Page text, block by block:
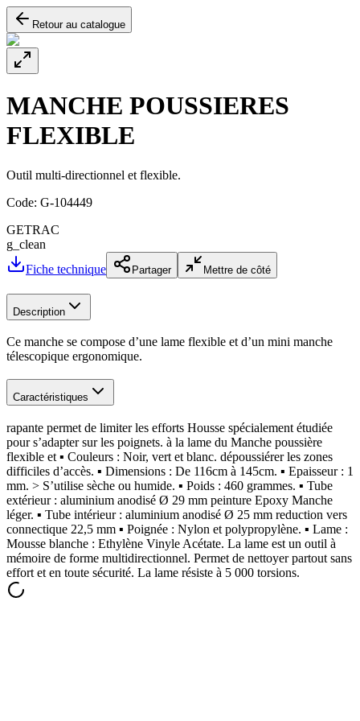
Retour au catalogue
MANCHE POUSSIERES
FLEXIBLE
Outil multi-directionnel et flexible.
Code: G-104449
GETRAC
g_clean
Fiche technique
Partager Mettre de côté
Description
Ce manche se compose d’une lame flexible et d’un mini manche
télescopique ergonomique.
Caractéristiques
rapante permet de limiter les efforts Housse spécialement étudiée
pour s’adapter sur les poignets. à la lame du Manche poussière
flexible et ▪ Couleurs : Noir, vert et blanc. dépoussiérer les zones
difficiles d’accès. ▪ Dimensions : De 116cm à 145cm. ▪ Epaisseur : 1
mm. > S’utilise sèche ou humide. ▪ Poids : 460 grammes. ▪ Tube
extérieur : aluminium anodisé Ø 29 mm peinture Epoxy Manche
léger. ▪ Tube intérieur : aluminium anodisé Ø 25 mm reduction vers
connectique 22,5 mm ▪ Poignée : Nylon et polypropylène. ▪ Lame :
Mousse blanche : Ethylène Vinyle Acétate. La lame est un outil à
mémoire de forme multidirectionnel. Permet de nettoyer partout sans
effort et en toute sécurité. La lame résiste à 5 000 torsions.